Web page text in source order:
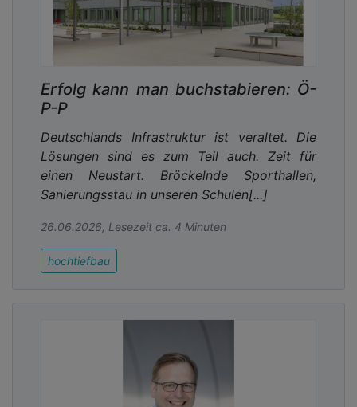
Erfolg kann man buchstabieren: Ö-
P-P
Deutschlands Infrastruktur ist veraltet. Die
Lösungen sind es zum Teil auch. Zeit für
einen Neustart. Bröckelnde Sporthallen,
Sanierungsstau in unseren Schulen[...]
26.06.2026, Lesezeit ca. 4 Minuten
hochtiefbau